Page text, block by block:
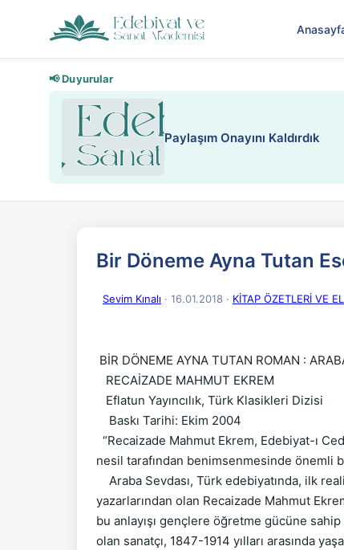
📢 Duyurular
Nadir içeriklere kısıtlama ve
Bir Döneme Ayna Tutan
Sevim Kınalı · 16.01.2018 · KİTAP ÖZETLERİ VE
BİR DÖNEME AYNA TUTAN ROMAN :
RECAİZADE MAHMUT EKREM
Eflatun Yayıncılık, Türk Klasikleri Dizisi
Baskı Tarihi: Ekim 2004
“Recaizade Mahmut Ekrem, Edebiyat-ı
nesil tarafından benimsenmesinde önemli
Araba Sevdası, Türk edebiyatında, ilk
yazarlarından olan Recaizade Mahmut
bu anlayışı gençlere öğretme gücüne
olan sanatçı, 1847-1914 yılları arasında